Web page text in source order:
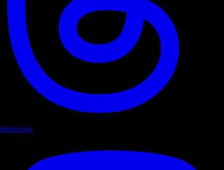
Mastodon